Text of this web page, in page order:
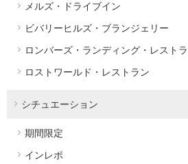
メルズ・ドライブイン
ビバリーヒルズ・ブランジェリー
ロンバーズ・ランディング・レスト
ロストワールド・レストラン
シチュエーション
期間限定
インレポ